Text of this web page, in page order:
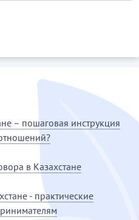
– пошаговая инструкция
в Казахстане
- практические